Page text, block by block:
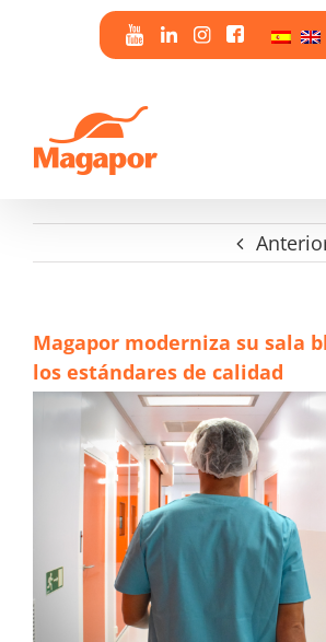
Magapor moderniza su sala
los estándares de calidad